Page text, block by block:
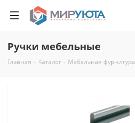
Ручки мебельные
Главная - Каталог - Мебельная фурнитура